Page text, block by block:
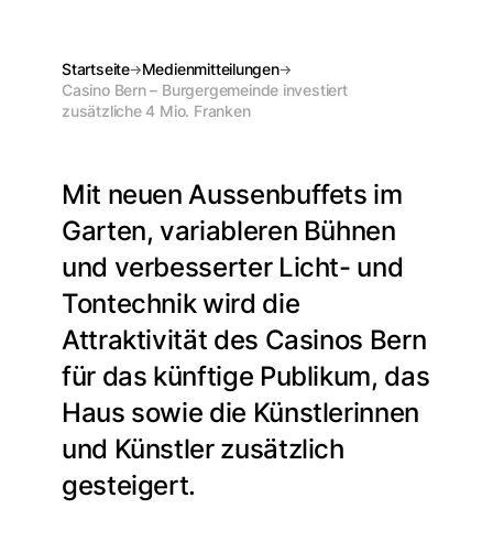
Startseite
Medienmitteilungen
Casino Bern – Burgergemeinde investiert
zusätzliche 4 Mio. Franken
Mit neuen Aussenbuffets im
Garten, variableren Bühnen
und verbesserter Licht- und
Tontechnik wird die
Attraktivität des Casinos Bern
für das künftige Publikum, das
Haus sowie die Künstlerinnen
und Künstler zusätzlich
gesteigert.